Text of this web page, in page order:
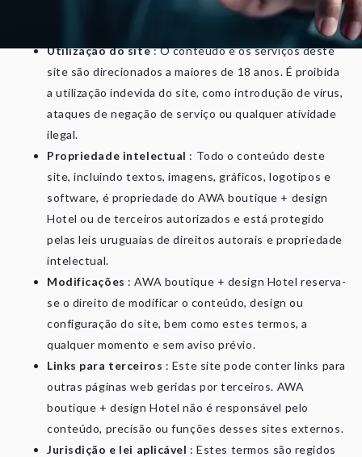
não concorde com eles, pedimos que não utilize este site.
Utilização do site: O conteúdo e os serviços deste
site são direcionados a maiores de 18 anos. É proibida
a utilização indevida do site, como introdução de vírus,
ataques de negação de serviço ou qualquer atividade
ilegal.
Propriedade intelectual : Todo o conteúdo deste
site, incluindo textos, imagens, gráficos, logotipos e
software, é propriedade do AWA boutique + design
Hotel ou de terceiros autorizados e está protegido
pelas leis uruguaias de direitos autorais e propriedade
intelectual.
Modificações : AWA boutique + design Hotel reserva-
se o direito de modificar o conteúdo, design ou
configuração do site, bem como estes termos, a
qualquer momento e sem aviso prévio.
Links para terceiros : Este site pode conter links para
outras páginas web geridas por terceiros. AWA
boutique + design Hotel não é responsável pelo
conteúdo, precisão ou funções desses sites externos.
Jurisdição e lei aplicável : Estes termos são regidos